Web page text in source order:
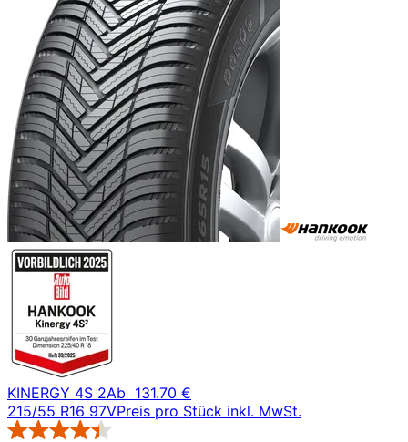
KINERGY 4S 2Ab 131.70 €
215/55 R16 97VPreis pro Stück inkl. MwSt.